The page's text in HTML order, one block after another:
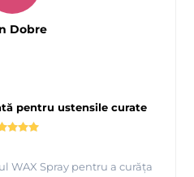
pentru ustensile curate
WAX Spray pentru a curăța
Dobre